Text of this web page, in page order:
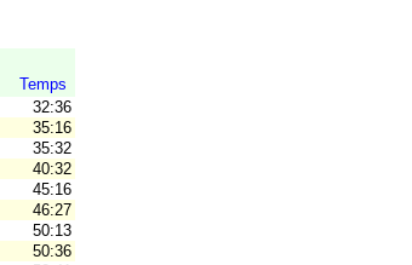
Temps
32:36
35:16
35:32
40:32
45:16
46:27
50:13
50:36